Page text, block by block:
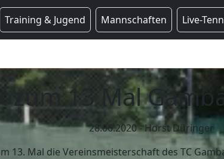
Training & Jugend Mannschaften Live-
zum 13 Mal
28.06.2020 - Horst Düringer
13. Mal die Vereinsmeisterschaft des TC